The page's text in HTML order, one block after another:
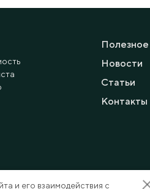
Полезное
Новости
Статьи
Контакты
и его взаимодействия с